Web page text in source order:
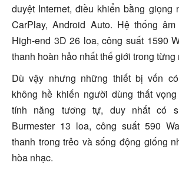
duyệt Internet, điều khiển bằng giọng
CarPlay, Android Auto. Hệ thống âm
High-end 3D 26 loa, công suất 1590
thanh hoàn hảo nhất thế giới trong từng
Dù vậy nhưng những thiết bị vốn
không hề khiến người dùng thất
tính năng tương tự, duy nhất có
Burmester 13 loa, công suất 590
thanh trong trẻo và sống động giống
hòa nhạc.